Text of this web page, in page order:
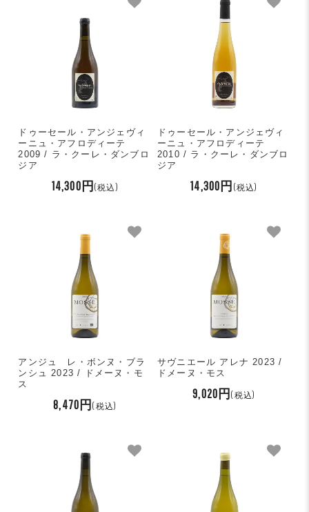
ドゥーセール・アンジェヴィ
ーニュ・アフロディーテ
2009 / ラ・クーレ・ダンブロ
ジア
14,300円 (税込)
ドゥーセール・アンジェヴィ
ーニュ・アフロディーテ
2010 / ラ・クーレ・ダンブロ
ジア
14,300円 (税込)
アンジュ レ・ボンヌ・ブラ
ンシュ 2023 / ドメーヌ・モ
ス
8,470円(税込)
サヴニエール アレナ 2023 /
ドメーヌ・モス
9,020円(税込)